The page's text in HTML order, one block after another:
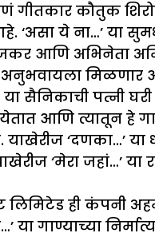
गीतकार कौतुक
‘असा ये ना…’ या
आणि अभिनेता
मिळणार
सैनिकाची पत्नी
आणि त्यातून हे
‘दणका…’ या
‘मेरा जहां…’ या
लिमिटेड ही कंपनी
या गाण्याच्या